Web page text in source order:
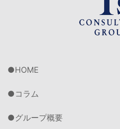
HOME
コラム
グループ概要